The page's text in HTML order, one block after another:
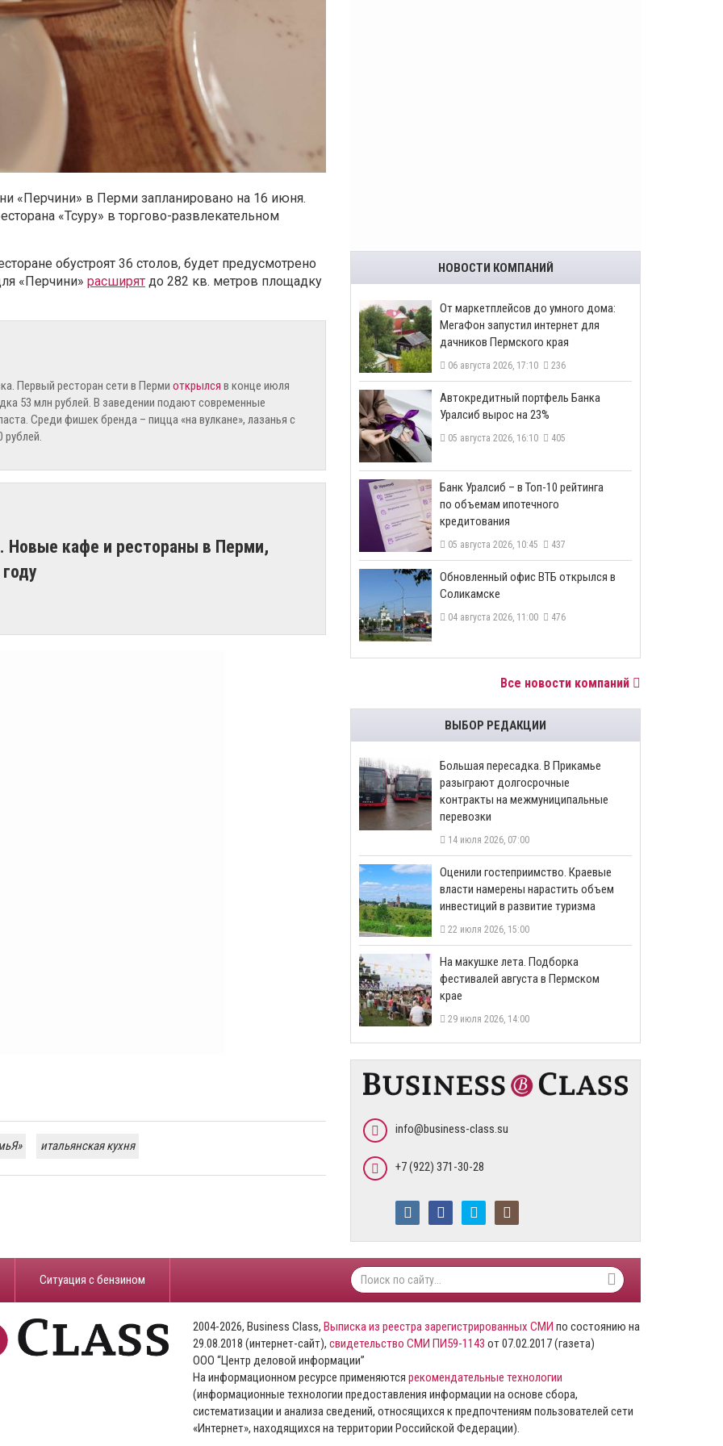
«Перчини» в Перми запланировано на 16 июня.
«Тсуру» в торгово-развлекательном
обустроят 36 столов, будет предусмотрено
«Перчини» расширят до 282 кв. метров площадку
Первый ресторан сети в Перми открылся в конце июля
53 млн рублей. В заведении подают современные
Среди фишек бренда – пицца «на вулкане», лазанья с
Новые кафе и рестораны в Перми,
итальянская кухня
НОВОСТИ КОМПАНИЙ
От маркетплейсов до умного дома:
МегаФон запустил интернет для
дачников Пермского края
06 августа 2026, 17:10 236
​Автокредитный портфель Банка
Уралсиб вырос на 23%
05 августа 2026, 16:10 405
​Банк Уралсиб – в Топ-10 рейтинга
по объемам ипотечного
кредитования
05 августа 2026, 10:45 437
​Обновленный офис ВТБ открылся в
Соликамске
04 августа 2026, 11:00 476
Все новости компаний
ВЫБОР РЕДАКЦИИ
Большая пересадка. В Прикамье
разыграют долгосрочные
контракты на межмуниципальные
перевозки
14 июля 2026, 07:00
Оценили гостеприимство. Краевые
власти намерены нарастить объем
инвестиций в развитие туризма
22 июля 2026, 15:00
На макушке лета. Подборка
фестивалей августа в Пермском
крае
29 июля 2026, 14:00
info@business-class.su
+7 (922) 371-30-28
​Ситуация с бензином
2004-2026, Business Class, Выписка из реестра зарегистрированных СМИ по состоянию на
29.08.2018 (интернет-сайт), свидетельство СМИ ПИ59-1143 от 07.02.2017 (газета)
ООО “Центр деловой информации”
На информационном ресурсе применяются рекомендательные технологии
(информационные технологии предоставления информации на основе сбора,
систематизации и анализа сведений, относящихся к предпочтениям пользователей сети
«Интернет», находящихся на территории Российской Федерации).